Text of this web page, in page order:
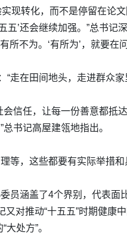
现转化，而不是停留在论
五’还会继续加强。”总书
所不为。‘有所为’，就要
走在田间地头，走进群众
信任，让每一份善意都抵
书记高屋建瓴地指出。
等，这些都要有实际举措
员涵盖了4个界别，代表
对推动“十五五”时期健康
处方”。